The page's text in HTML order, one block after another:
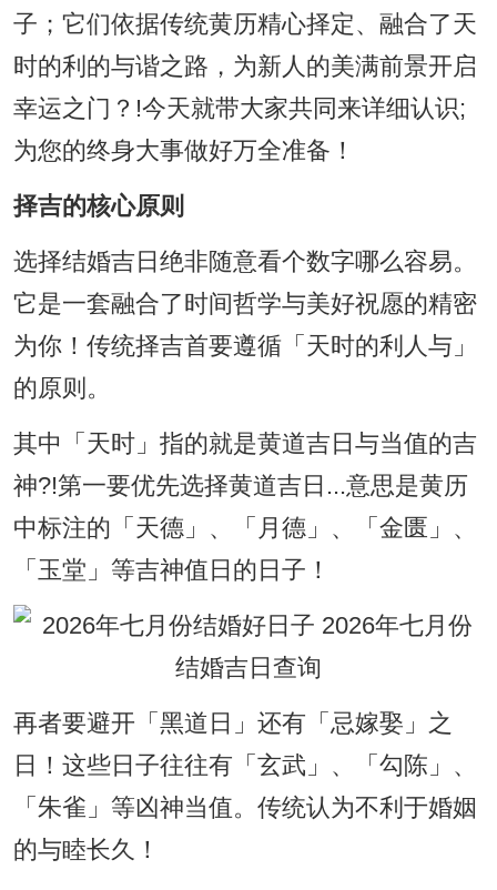
子；它们依据传统黄历精心择定、融合了天
时的利的与谐之路，为新人的美满前景开启
幸运之门？!今天就带大家共同来详细认识;
为您的终身大事做好万全准备！
择吉的核心原则
选择结婚吉日绝非随意看个数字哪么容易。
它是一套融合了时间哲学与美好祝愿的精密
为你！传统择吉首要遵循「天时的利人与」
的原则。
其中「天时」指的就是黄道吉日与当值的吉
神?!第一要优先选择黄道吉日...意思是黄历
中标注的「天德」、「月德」、「金匮」、
「玉堂」等吉神值日的日子！
再者要避开「黑道日」还有「忌嫁娶」之
日！这些日子往往有「玄武」、「勾陈」、
「朱雀」等凶神当值。传统认为不利于婚姻
的与睦长久！